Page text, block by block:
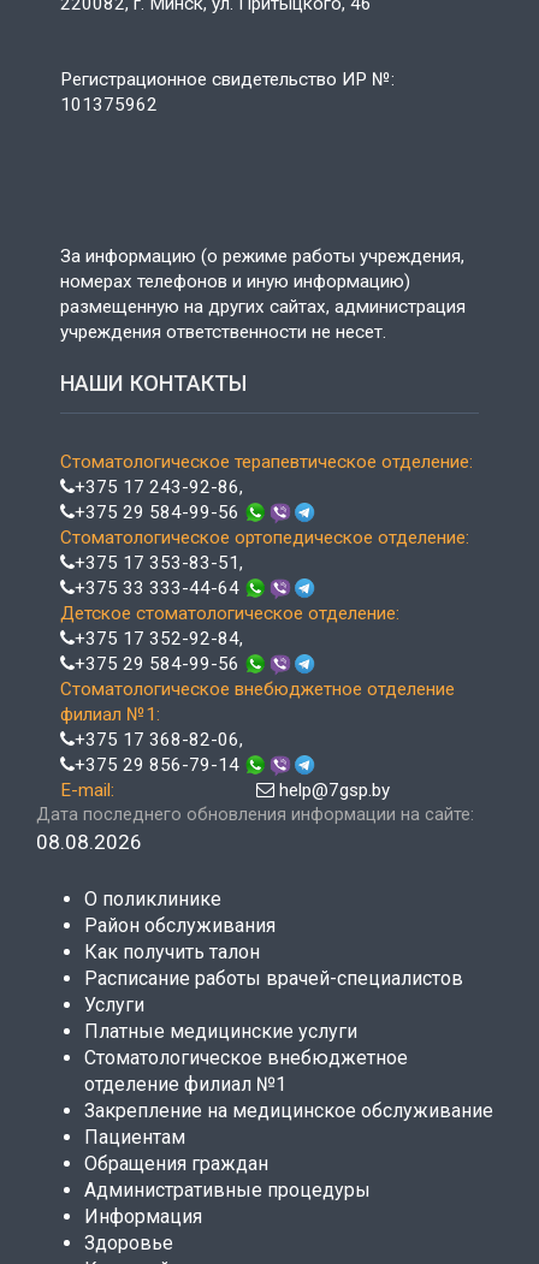
Регистрационное свидетельство ИР №:
101375962
За информацию (о режиме работы учреждения,
номерах телефонов и иную информацию)
размещенную на других сайтах, администрация
учреждения ответственности не несет.
НАШИ КОНТАКТЫ
Стоматологическое терапевтическое отделение:
+375 17 243-92-86,
+375 29 584-99-56
Стоматологическое ортопедическое отделение:
+375 17 353-83-51,
+375 33 333-44-64
Детское стоматологическое отделение:
+375 17 352-92-84,
+375 29 584-99-56
Стоматологическое внебюджетное отделение
филиал №1:
+375 17 368-82-06,
+375 29 856-79-14
E-mail:
help@7gsp.by
Дата последнего обновления информации на сайте:
08.08.2026
О поликлинике
Район обслуживания
Как получить талон
Расписание работы врачей-специалистов
Услуги
Платные медицинские услуги
Стоматологическое внебюджетное
отделение филиал №1
Закрепление на медицинское обслуживание
Пациентам
Обращения граждан
Административные процедуры
Информация
Здоровье